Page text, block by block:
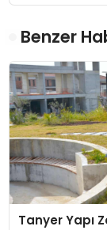
Benzer
Tanyer Yapı